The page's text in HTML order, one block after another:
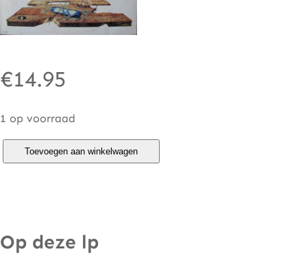
€14.95
1 op voorraad
n
Toevoegen aan winkelwagen
Op deze lp